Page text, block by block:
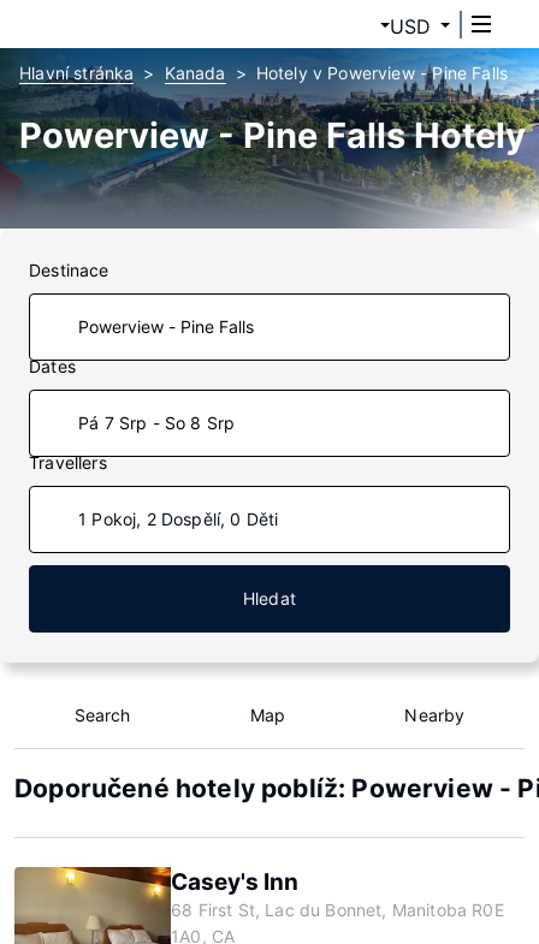
USD
Hlavní stránka Kanada Hotely v Powerview - Pine Falls
Powerview - Pine Falls Hotely
Destinace
Dates
Pá 7 Srp - So 8 Srp
Travellers
1 Pokoj, 2 Dospělí, 0 Děti
Hledat
Search Map Nearby
Doporučené hotely poblíž: Powerview -
Casey's Inn
68 First St, Lac du Bonnet, Manitoba R0E
1A0, CA